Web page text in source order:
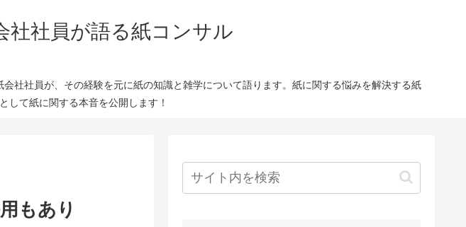
社社員が語る紙コンサル
社社員が、その経験を元に紙の知識と雑学について語ります。紙に関する悩みを解決する紙
して紙に関する本音を公開します！
もあり